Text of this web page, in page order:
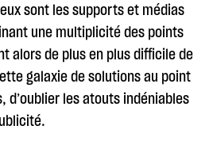
sont les supports et médias
une multiplicité des points
alors de plus en plus difficile de
galaxie de solutions au point
d’oublier les atouts indéniables